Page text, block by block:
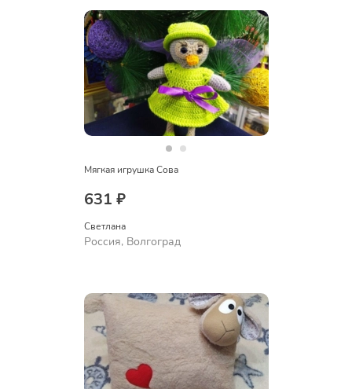
Мягкая игрушка Сова
631 ₽
Светлана
Россия, Волгоград